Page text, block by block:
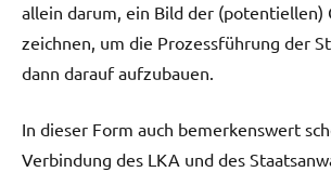
allein darum, ein Bild der (potentiellen)
zeichnen, um die Prozessführung der
dann darauf aufzubauen.
In dieser Form auch bemerkenswert
Verbindung des LKA und des